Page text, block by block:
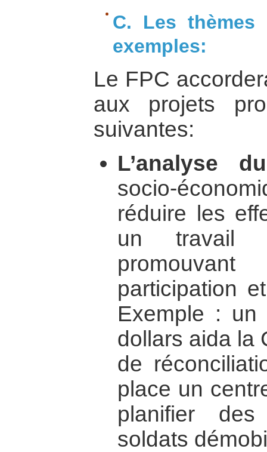
C. Les thèmes
exemples:
Le FPC
aux projets
suivantes:
L’analyse
socio-
réduire les
un travail
participation
Exemple :
dollars aida la
de
place un
planifier
soldats